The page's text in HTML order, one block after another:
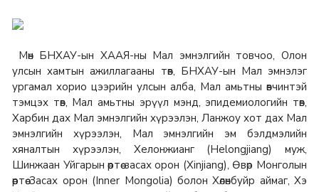
Мөн БНХАУ-ын ХААЯ-ны Мал эмнэлгийн товчоо, Олон
улсын хамтын ажиллагааны төв, БНХАУ-ын Мал эмнэлэг
ургамал хорио цээрийн улсын алба, Мал амьтны өвчинтэй
тэмцэх төв, Мал амьтны эрүүл мэнд, эпидемиологийн төв,
Харбин дах Мал эмнэлгийн хүрээлэн, Ланжоу хот дах Мал
эмнэлгийн хүрээлэн, Мал эмнэлгийн эм бэлдмэлийн
хяналтын хүрээлэн, Хелонжианг (Helongjiang) муж,
Шинжаан Уйгарын өөртөө засах орон (Xinjiang), Өвөр Монголын
өөртөө Засах орон (Inner Mongolia) болон Хөлөнбуйр аймаг, Хэ